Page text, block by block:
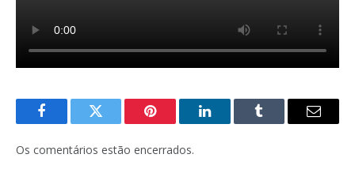
FacebookTwitter Pinterest LinkedInTumblr
E-
Os comentários estão encerrados.